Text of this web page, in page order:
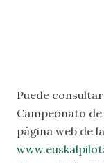
Puede
Campeonato
página web de